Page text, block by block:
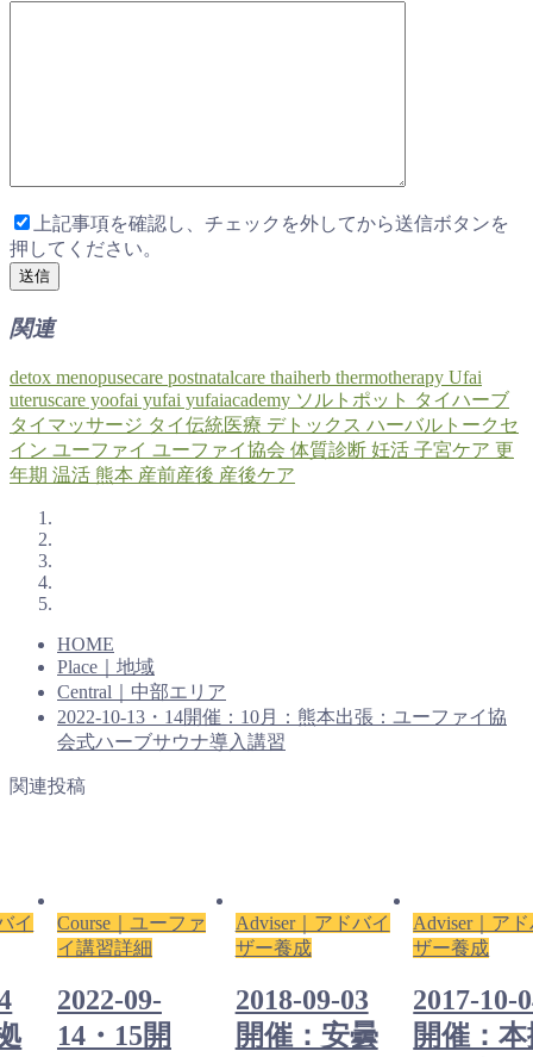
上記事項を確認し、チェックを外してから送信ボタンを
押してください。
関連
detox menopusecare postnatalcare thaiherb thermotherapy Ufai
uteruscare yoofai yufai yufaiacademy ソルトポット タイハーブ
タイマッサージ タイ伝統医療 デトックス ハーバルトークセ
イン ユーファイ ユーファイ協会 体質診断 妊活 子宮ケア 更
年期 温活 熊本 産前産後 産後ケア
HOME
Place｜地域
Central｜中部エリア
2022-10-13・14開催：10月：熊本出張：ユーファイ協
会式ハーブサウナ導入講習
関連投稿
イ
Course｜ユーファ
イ講習詳細
2022-09-
14・15開
Adviser｜アドバイ
ザー養成
2018-09-03
開催：安曇
Adviser｜ア
ザー養成
2017-10-
開催：